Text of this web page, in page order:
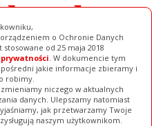
o Ochronie Danych
od 25 maja 2018
. W dokumencie tym
jakie informacje zbieramy i
robimy.
niczego w aktualnych
danych. Ulepszamy natomiast
jak przetwarzamy Twoje
naszym użytkownikom.
Baza Firm Pełna Wersja